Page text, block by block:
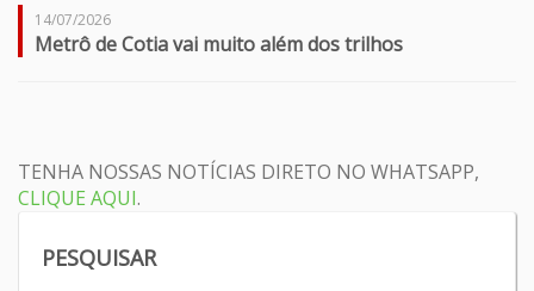
14/07/2026
Metrô de Cotia vai muito além dos trilhos
TENHA NOSSAS NOTÍCIAS DIRETO NO WHATSAPP,
CLIQUE AQUI.
PESQUISAR